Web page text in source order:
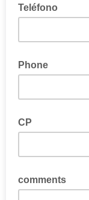
Teléfono
Phone
CP
comments